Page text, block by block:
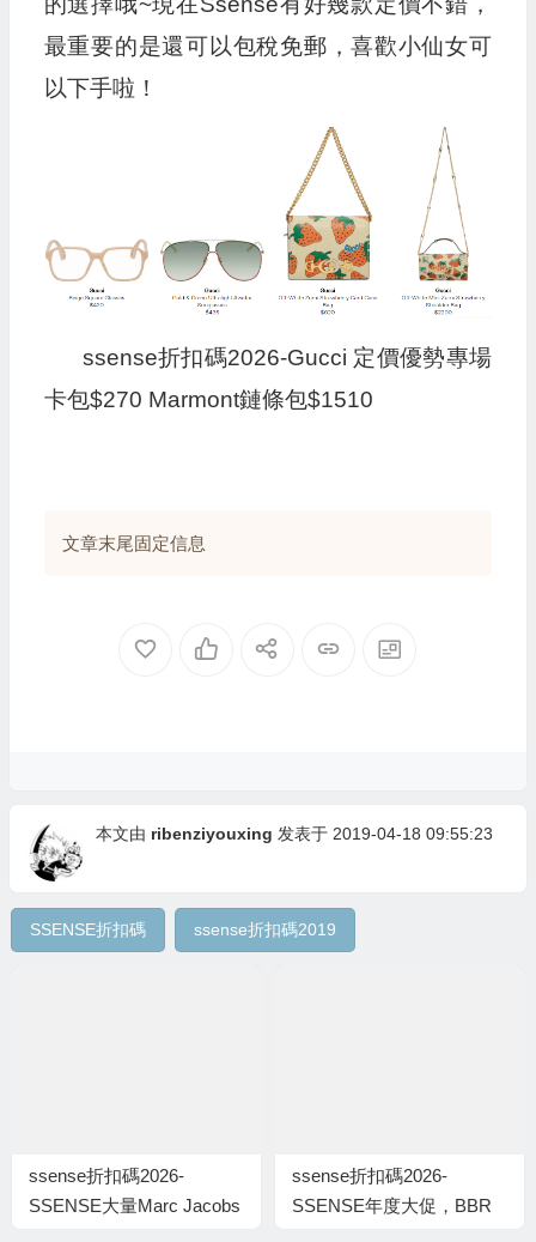
最重要的是還可以包稅免郵，喜歡小仙女可
以下手啦！
ssense折扣碼2026-Gucci 定價優勢專場
卡包$270 Marmont鏈條包$1510
文章末尾固定信息
本文由 ribenziyouxing 发表于 2019-04-18 09:55:23
SSENSE折扣碼 ssense折扣碼2019
ssense折扣碼2026-
SSENSE大量Marc Jacobs
ssense折扣碼2026-
SSENSE年度大促，BBR